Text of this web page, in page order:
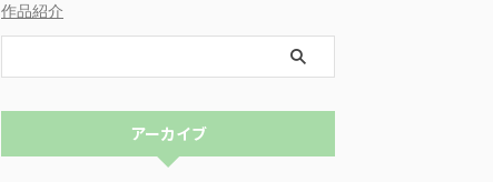
作品紹介
アーカイブ